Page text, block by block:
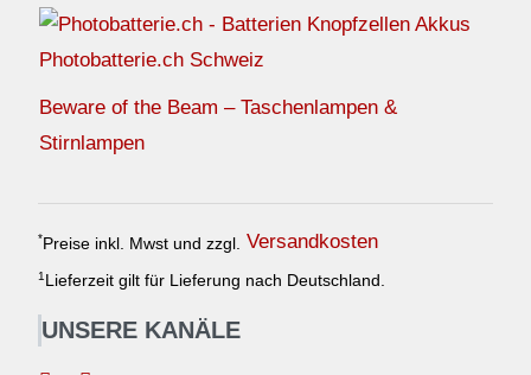
Photobatterie.ch Schweiz
Beware of the Beam – Taschenlampen &
Stirnlampen
*Preise inkl. Mwst und zzgl. Versandkosten
1 Lieferzeit gilt für Lieferung nach Deutschland.
UNSERE KANÄLE